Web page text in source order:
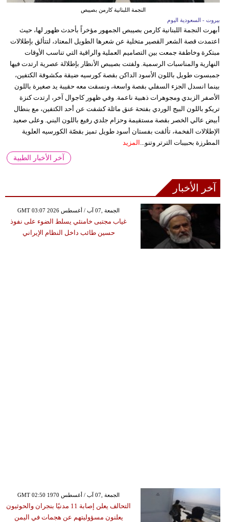
النجمة اللبنانية كارمن بصيبص
بيروت - السعودية اليوم
أبهرت النجمة اللبنانية كارمن بصيبص الجمهور مؤخراً بأحدث ظهور لها، حيث
اعتمدت قصة الشعر القصير متخلية عن شعرها الطويل المعتاد، لتتألق بإطلالات
مبتكرة وخاطفة جمعت بين التصاميم العملية والراقية التي تناسب الأوقات
النهارية والمناسبات الرسمية. ولفتت بصيبص الأنظار بإطلالة عصرية ارتدت فيها
جمبسوت طويل باللون الأسود الداكن بقصة كورسيه ضيقة مكشوفة الكتفين،
بينما انسدل الجزء السفلي بقصة واسعة، ونسقت معه حقيبة يد صغيرة باللون
الأصفر الزبدي ومجوهرات ذهبية ناعمة. وفي ظهور كاجوال آخر، ارتدت كنزة
تريكو باللون البيج الوردي بفتحة عنق مائلة كشفت عن أحد الكتفين، مع بنطال
أبيض عالي الخصر بقصة مستقيمة وحزام جلدي رفيع باللون البني. وعلى صعيد
الإطلالات الفخمة، تألقت بفستان أسود طويل تميز بقصّة الكورسيه العلوية
المطرزة بحبيبات الترتر وتنو... المزيد
آخر الأخبار الطبية
آخر الأخبار
GMT 03:07 2026 الجمعة ,07 آب / أغسطس
غياب مجتبى خامنئي يسلط الضوء على نفوذ
حسين طائب داخل النظام الإيراني
GMT 02:50 1970 الجمعة ,07 آب / أغسطس
التحالف يعلن إصابة 11 مدنيًا بنجران والحوثيون
يعلنون مسؤوليتهم عن هجمات في اليمن